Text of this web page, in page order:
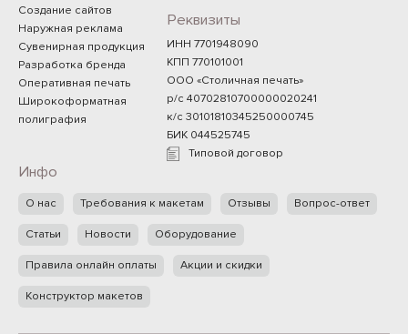
Создание сайтов
Наружная реклама
Сувенирная продукция
Разработка бренда
Оперативная печать
Широкоформатная
полиграфия
Реквизиты
ИНН 7701948090
КПП 770101001
ООО «Столичная печать»
р/с 40702810700000020241
к/с 30101810345250000745
БИК 044525745
Типовой договор
Инфо
О нас Требования к макетам Отзывы Вопрос-ответ
Статьи Новости Оборудование
Правила онлайн оплаты Акции и скидки
Конструктор макетов